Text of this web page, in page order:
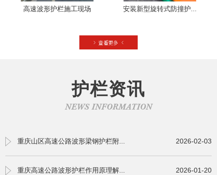
高速波形护栏施工现场 安装新型旋转式防撞护...
护栏资讯
NEWS INFORMATION
重庆山区高速公路波形梁钢护栏附... 2026-02-03
重庆高速公路波形护栏作用原理解... 2026-01-20